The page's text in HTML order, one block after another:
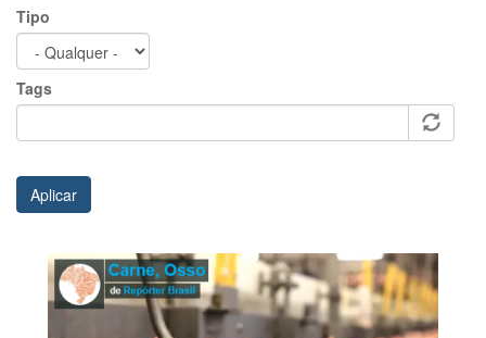
Tipo
Tags
Aplicar